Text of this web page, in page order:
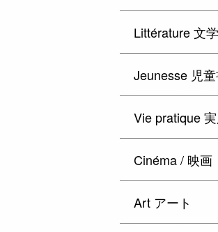
Littérature 文学
Jeunesse 児
Vie pratique
Cinéma / 映画
Art アート